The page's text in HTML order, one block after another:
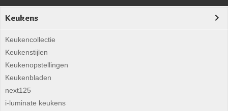
Keukens
Keukencollectie
Keukenstijlen
Keukenopstellingen
Keukenbladen
next125
i-luminate keukens